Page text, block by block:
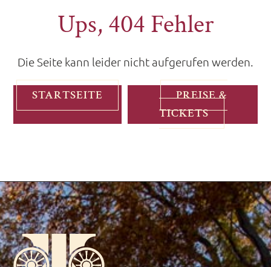
Ups, 404 Fehler
Die Seite kann leider nicht aufgerufen werden.
STARTSEITE
PREISE &
TICKETS